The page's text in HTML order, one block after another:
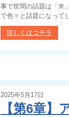
事で世間の話題は「米
で色々と話題になって
詳しくはコチラ
2025年5月17日
【第6章】